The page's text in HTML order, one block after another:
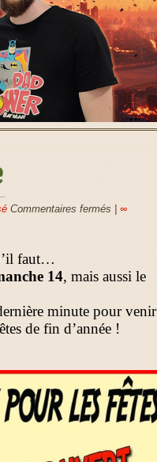
Commentaires fermés ∞
faut…
14, mais aussi le
minute pour
de fin d’année !